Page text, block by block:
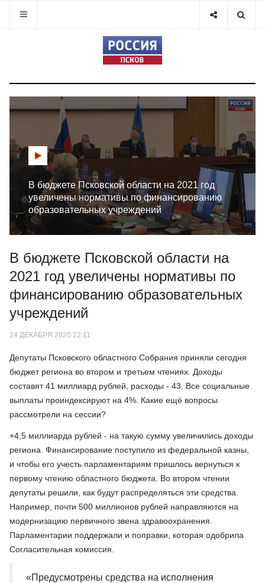
В бюджете Псковской области на 2021 год
увеличены нормативы по финансированию
образовательных учреждений
В бюджете Псковской области на
2021 год увеличены нормативы по
финансированию образовательных
учреждений
24 ДЕКАБРЯ 2020 22:11
Депутаты Псковского областного Собрания приняли сегодня
бюджет региона во втором и третьем чтениях. Доходы
составят 41 миллиард рублей, расходы - 43. Все социальные
выплаты проиндексируют на 4%. Какие ещё вопросы
рассмотрели на сессии?
+4,5 миллиарда рублей - на такую сумму увеличились доходы
региона. Финансирование поступило из федеральной казны,
и чтобы его учесть парламентариям пришлось вернуться к
первому чтению областного бюджета. Во втором чтении
депутаты решили, как будут распределяться эти средства.
Например, почти 500 миллионов рублей направляются на
модернизацию первичного звена здравоохранения.
Парламентарии поддержали и поправки, которая одобрила
Согласительная комиссия.
«Предусмотрены средства на исполнения